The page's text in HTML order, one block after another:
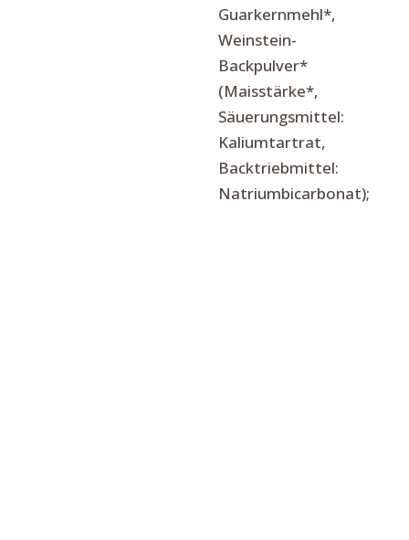
Guarkernmehl*,
Weinstein-
Backpulver*
(Maisstärke*,
Säuerungsmittel:
Kaliumtartrat,
Backtriebmittel:
Natriumbicarbonat);